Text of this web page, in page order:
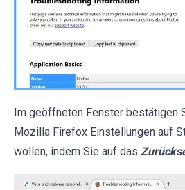
Im geöffneten Fenster bestätigen
Mozilla Firefox Einstellungen auf
wollen, indem Sie auf das